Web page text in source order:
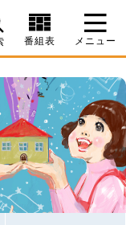
番組表 メニュー